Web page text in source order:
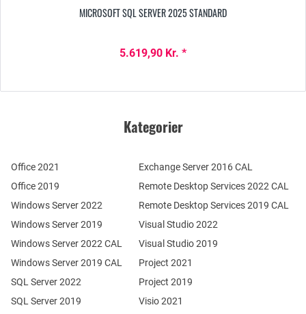
MICROSOFT SQL SERVER 2025 STANDARD
5.619,90 Kr. *
Kategorier
Office 2021
Office 2019
Windows Server 2022
Windows Server 2019
SQL Server 2022
SQL Server 2019
Windows Server 2022 CAL
Windows Server 2019 CAL
Remote Desktop Services 2022 CAL
Remote Desktop Services 2019 CAL
Exchange Server 2016 CAL
Visual Studio 2022
Visual Studio 2019
Project 2021
Project 2019
Visio 2021